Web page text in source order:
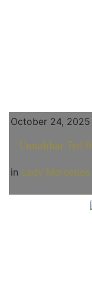
October 24, 2025
Unnahbar Teil
in Lady Mercedes